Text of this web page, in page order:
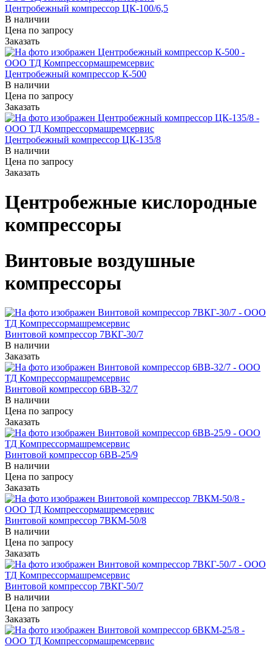
Центробежный компрессор ЦК-100/6,5
В наличии
Цена по запросу
Заказать
Центробежный компрессор К-500
В наличии
Цена по запросу
Заказать
Центробежный компрессор ЦК-135/8
В наличии
Цена по запросу
Заказать
Центробежные кислородные
компрессоры
Винтовые воздушные
компрессоры
Винтовой компрессор 7ВКГ-30/7
В наличии
Заказать
Винтовой компрессор 6ВВ-32/7
В наличии
Цена по запросу
Заказать
Винтовой компрессор 6ВВ-25/9
В наличии
Цена по запросу
Заказать
Винтовой компрессор 7ВКМ-50/8
В наличии
Цена по запросу
Заказать
Винтовой компрессор 7ВКГ-50/7
В наличии
Цена по запросу
Заказать